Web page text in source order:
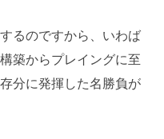
るのですから、いわば
築からプレイングに至
分に発揮した名勝負が